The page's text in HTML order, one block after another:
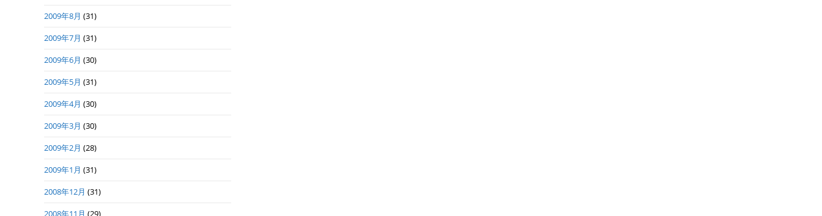
2009年8月 (31)
2009年7月 (31)
2009年6月 (30)
2009年5月 (31)
2009年4月 (30)
2009年3月 (30)
2009年2月 (28)
2009年1月 (31)
2008年12月 (31)
2008年11月 (29)